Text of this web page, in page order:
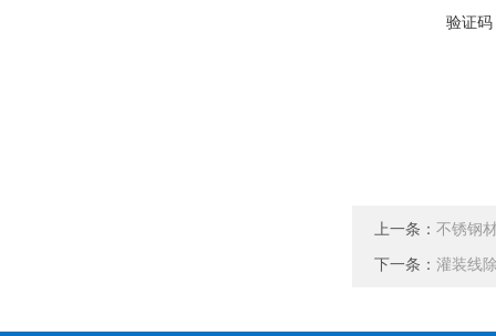
验证码
上一条： 不锈钢
下一条： 灌装线